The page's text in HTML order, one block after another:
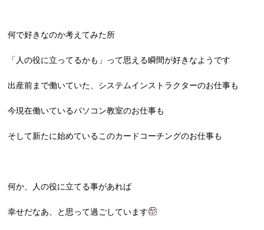
何で好きなのか考えてみた所
「人の役に立ってるかも」って思える瞬間が好きなようです
出産前まで働いていた、システムインストラクターのお仕事も
今現在働いているパソコン教室のお仕事も
そして新たに始めているこのカードコーチングのお仕事も
何か、人の役に立てる事があれば
幸せだなあ、と思って過ごしています